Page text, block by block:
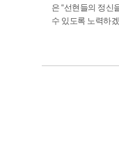
은 “선현들의 정신
수 있도록 노력하